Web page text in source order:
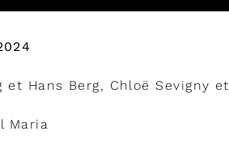
Hans Berg, Chloë Sevigny et
Maria